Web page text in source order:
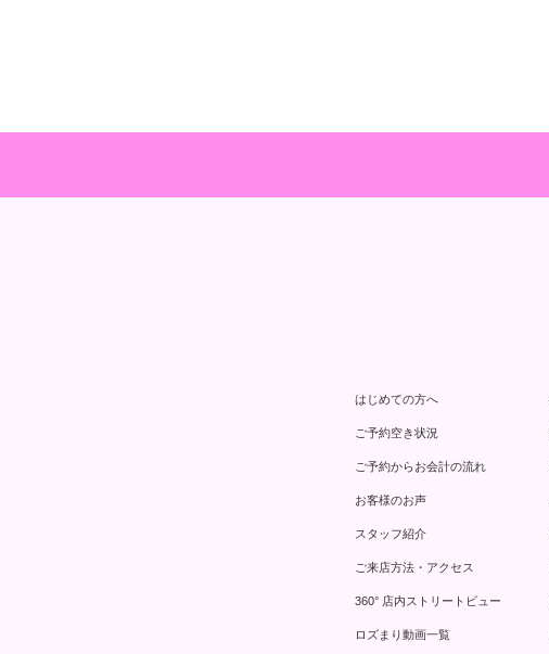
はじめての方へ
ご予約空き状況
ご予約からお会計の流れ
お客様のお声
スタッフ紹介
ご来店方法・アクセス
360° 店内ストリートビュー
ロズまり動画一覧